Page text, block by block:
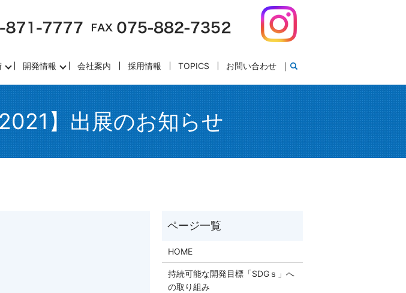
開発情報 会社案内 採用情報 TOPICS お問い合わせ
】出展のお知らせ
HOME
持続可能な開発目標「SDGｓ」へ
の取り組み